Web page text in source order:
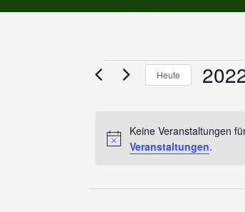
1.
Dezember
2022
Keine Veranstaltungen
Veranstaltungen.
Heute